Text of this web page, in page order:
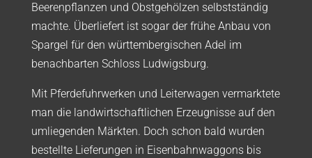
Beerenpflanzen und Obstgehölzen selbstständig
machte. Überliefert ist sogar der frühe Anbau von
Spargel für den württembergischen Adel im
benachbarten Schloss Ludwigsburg.
Mit Pferdefuhrwerken und Leiterwagen vermarktete
man die landwirtschaftlichen Erzeugnisse auf den
umliegenden Märkten. Doch schon bald wurden
bestellte Lieferungen in Eisenbahnwaggons bis